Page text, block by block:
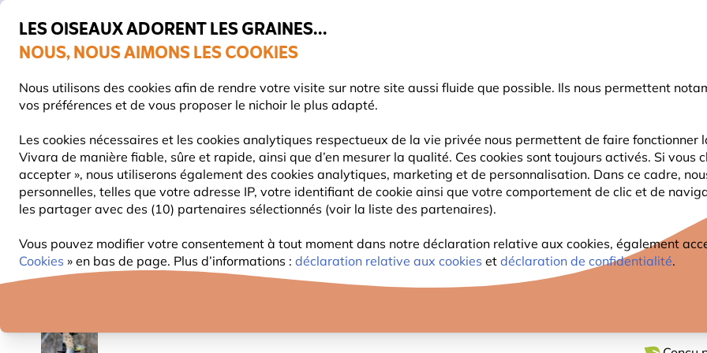
LES OISEAUX ADORENT LES GRAINES...
NOUS, NOUS AIMONS LES COOKIES
Nous utilisons des cookies afin de rendre votre visite sur notre site aussi fluide que possible. Ils nous permettent
vos préférences et de vous proposer le nichoir le plus adapté.
Les cookies nécessaires et les cookies analytiques respectueux de la vie privée nous permettent de faire fonctionner
Vivara de manière fiable, sûre et rapide, ainsi que d’en mesurer la qualité. Ces cookies sont toujours activés. Si vous
accepter », nous utiliserons également des cookies analytiques, marketing et de personnalisation. Dans ce cadre,
personnelles, telles que votre adresse IP, votre identifiant de cookie ainsi que votre comportement de clic et de
les partager avec des (10) partenaires sélectionnés (voir la liste des partenaires).
Vous pouvez modifier votre consentement à tout moment dans notre déclaration relative aux cookies, également
Cookies » en bas de page. Plus d’informations : déclaration relative aux cookies et déclaration de confidentialité.
Très bien noté dans 11 pays
Livraison express gratuite dès 59 €
Chercher
NOURRITURE MANGEOIRES NICHOIRS FAUNE PLANTES OBSERVATION ENFANTS
Mangeoires Pour Oiseaux Silos pour graines Silo Apollo™ Maxi 8 Ouvertures
10% DE RÉDUCTION SILO